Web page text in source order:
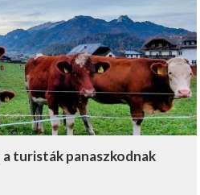
turisták panaszkodnak